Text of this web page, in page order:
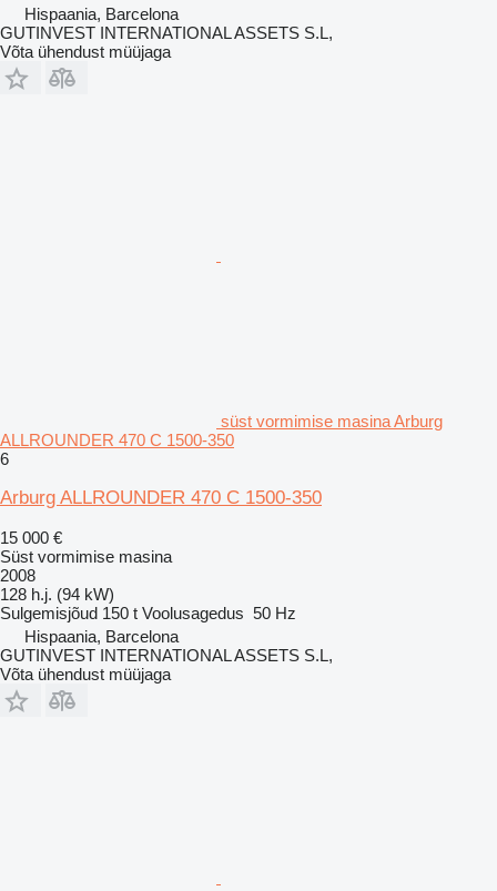
Hispaania, Barcelona
GUTINVEST INTERNATIONAL ASSETS S.L,
Võta ühendust müüjaga
süst vormimise masina Arburg
ALLROUNDER 470 C 1500-350
6
Arburg ALLROUNDER 470 C 1500-350
15 000 €
Süst vormimise masina
2008
128 h.j. (94 kW)
Sulgemisjõud 150 t Voolusagedus 50 Hz
Hispaania, Barcelona
GUTINVEST INTERNATIONAL ASSETS S.L,
Võta ühendust müüjaga